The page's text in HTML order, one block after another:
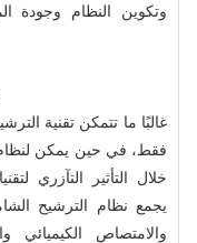
وتكوين النظام وجودة
غالبًا ما تتمكن تقنية
فقط، في حين يمكن لنظام
خلال التأثير التآزري
يجمع نظام الترشيح
والامتصاص الكيميائي